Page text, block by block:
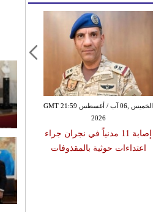
الخميس ,06 آب / أغسطس GMT 21:59
2026
إصابة 11 مدنياً في نجران جراء
اعتداءات حوثية بالمقذوفات